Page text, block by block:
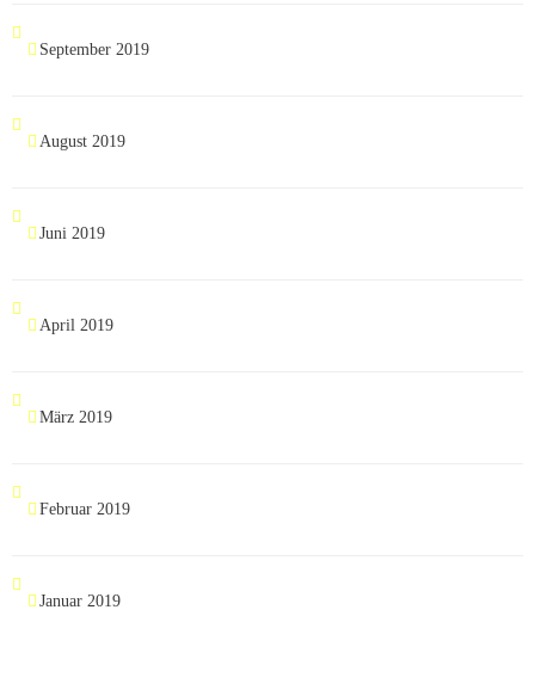
September 2019
August 2019
Juni 2019
April 2019
März 2019
Februar 2019
Januar 2019